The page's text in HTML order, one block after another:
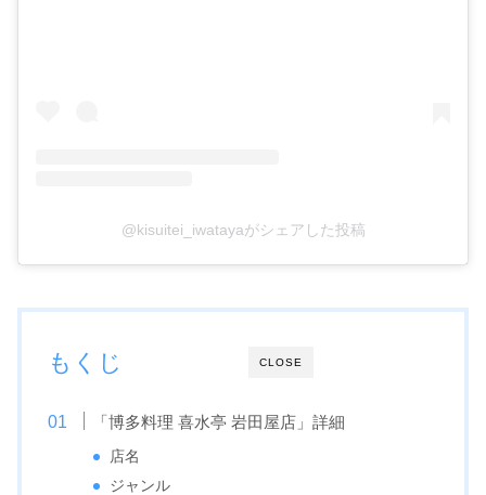
@kisuitei_iwatayaがシェアした投稿
CLOSE
もくじ
「博多料理 喜水亭 岩田屋店」詳細
店名
ジャンル